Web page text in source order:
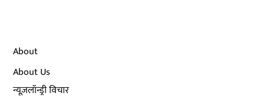
About
About Us
न्यूज़लॉन्ड्री विचार